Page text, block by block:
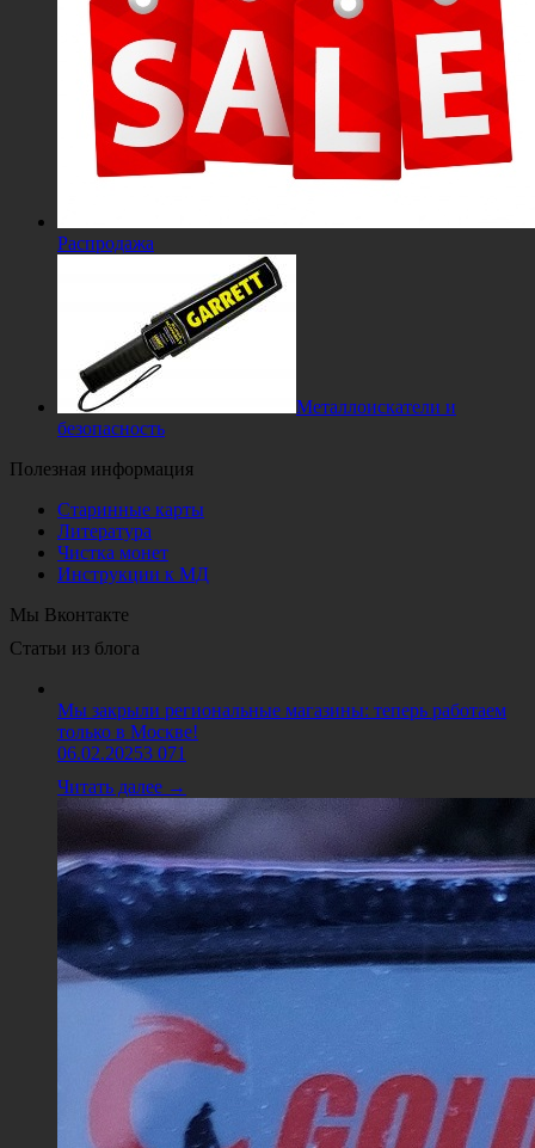
Распродажа
Металлоискатели и
безопасность
Полезная информация
Старинные карты
Литература
Чистка монет
Инструкции к МД
Мы Вконтакте
Статьи из блога
Мы закрыли региональные магазины: теперь работаем
только в Москве!
06.02.20253 071
Читать далее →